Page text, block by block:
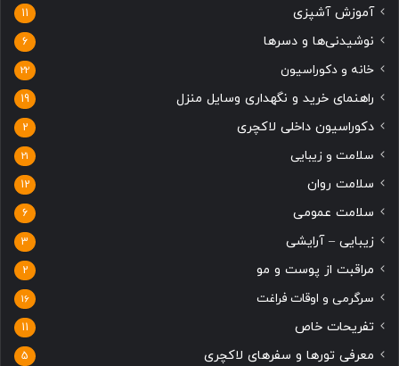
آموزش آشپزی 11
نوشیدنی‌ها و دسرها 6
خانه و دکوراسیون 22
راهنمای خرید و نگهداری وسایل منزل 19
دکوراسیون داخلی لاکچری 2
سلامت و زیبایی 21
سلامت روان 12
سلامت عمومی 6
زیبایی – آرایشی 3
مراقبت از پوست و مو 2
سرگرمی و اوقات فراغت 16
تفریحات خاص 11
معرفی تورها و سفرهای لاکچری 5